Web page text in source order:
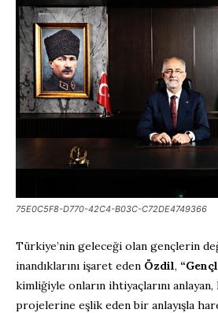
75E0C5F8-D770-42C4-B03C-C72DE4749366
Türkiye’nin geleceği olan gençlerin
inandıklarını işaret eden Özdil,
kimliğiyle onların ihtiyaçlarını
projelerine eşlik eden bir anlayışla